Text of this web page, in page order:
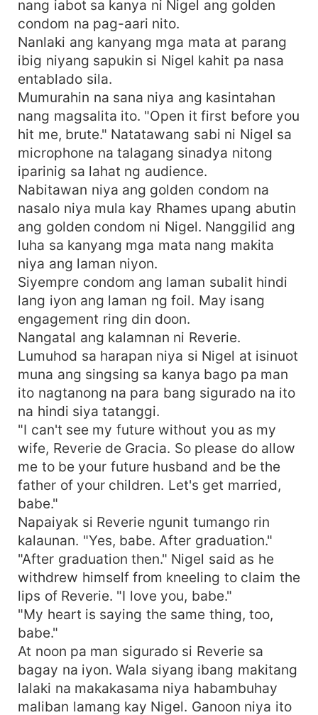
nang iabot sa kanya ni Nigel ang golden
condom na pag-aari nito.
Nanlaki ang kanyang mga mata at parang
ibig niyang sapukin si Nigel kahit pa nasa
entablado sila.
Mumurahin na sana niya ang kasintahan
nang magsalita ito. "Open it first before you
hit me, brute." Natatawang sabi ni Nigel sa
microphone na talagang sinadya nitong
iparinig sa lahat ng audience.
Nabitawan niya ang golden condom na
nasalo niya mula kay Rhames upang abutin
ang golden condom ni Nigel. Nanggilid ang
luha sa kanyang mga mata nang makita
niya ang laman niyon.
Siyempre condom ang laman subalit hindi
lang iyon ang laman ng foil. May isang
engagement ring din doon.
Nangatal ang kalamnan ni Reverie.
Lumuhod sa harapan niya si Nigel at isinuot
muna ang singsing sa kanya bago pa man
ito nagtanong na para bang sigurado na ito
na hindi siya tatanggi.
"I can't see my future without you as my
wife, Reverie de Gracia. So please do allow
me to be your future husband and be the
father of your children. Let's get married,
babe."
Napaiyak si Reverie ngunit tumango rin
kalaunan. "Yes, babe. After graduation."
"After graduation then." Nigel said as he
withdrew himself from kneeling to claim the
lips of Reverie. "I love you, babe."
"My heart is saying the same thing, too,
babe."
At noon pa man sigurado si Reverie sa
bagay na iyon. Wala siyang ibang makitang
lalaki na makakasama niya habambuhay
maliban lamang kay Nigel. Ganoon niya ito